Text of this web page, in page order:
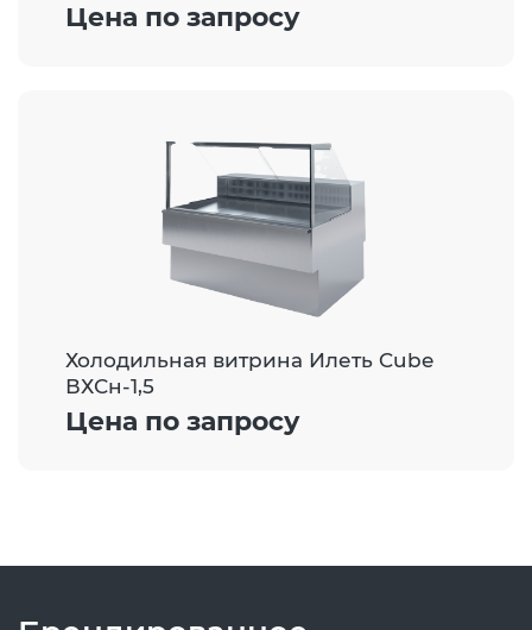
Цена по запросу
Холодильная витрина Илеть Cube
ВХСн-1,5
Цена по запросу